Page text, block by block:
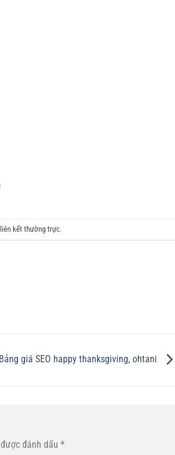
liên kết thường trực.
Bảng giá SEO happy thanksgiving, ohtani
đánh dấu *